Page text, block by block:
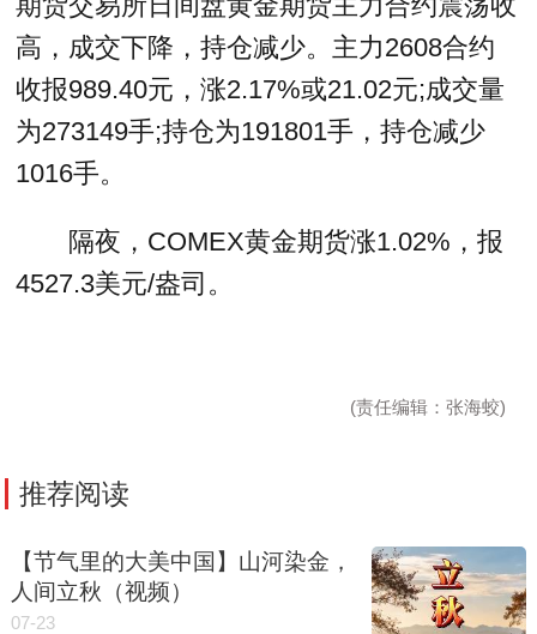
高，成交下降，持仓减少。主力2608合约
收报989.40元，涨2.17%或21.02元;成交量
为273149手;持仓为191801手，持仓减少
1016手。
隔夜，COMEX黄金期货涨1.02%，报
4527.3美元/盎司。
(责任编辑：张海蛟)
推荐阅读
【节气里的大美中国】山河染金，
人间立秋（视频）
07-23